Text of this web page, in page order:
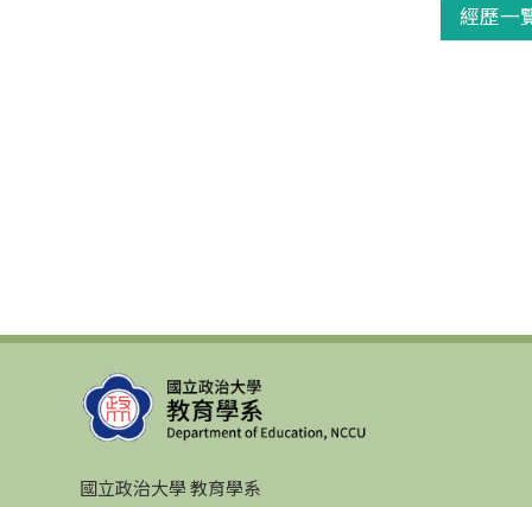
經歷一
國立政治大學 教育學系